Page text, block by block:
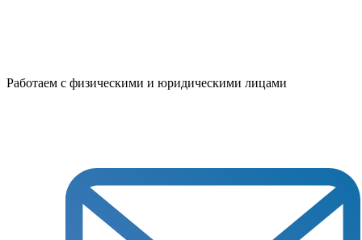
Работаем с физическими и юридическими лицами